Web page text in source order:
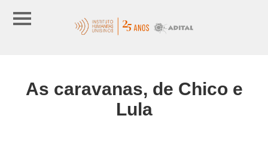
As caravanas, de Chico e
Lula